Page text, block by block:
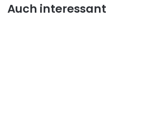
Auch interessant